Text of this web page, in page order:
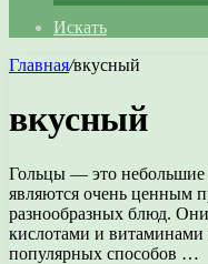
Искать
Главная/вкусный
вкусный
Гольцы — это
являются очень ценным
разнообразных блюд.
кислотами и
популярных способов …